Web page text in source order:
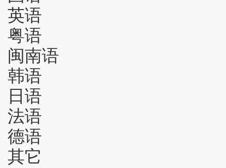
英语
粤语
闽南语
韩语
日语
法语
德语
其它